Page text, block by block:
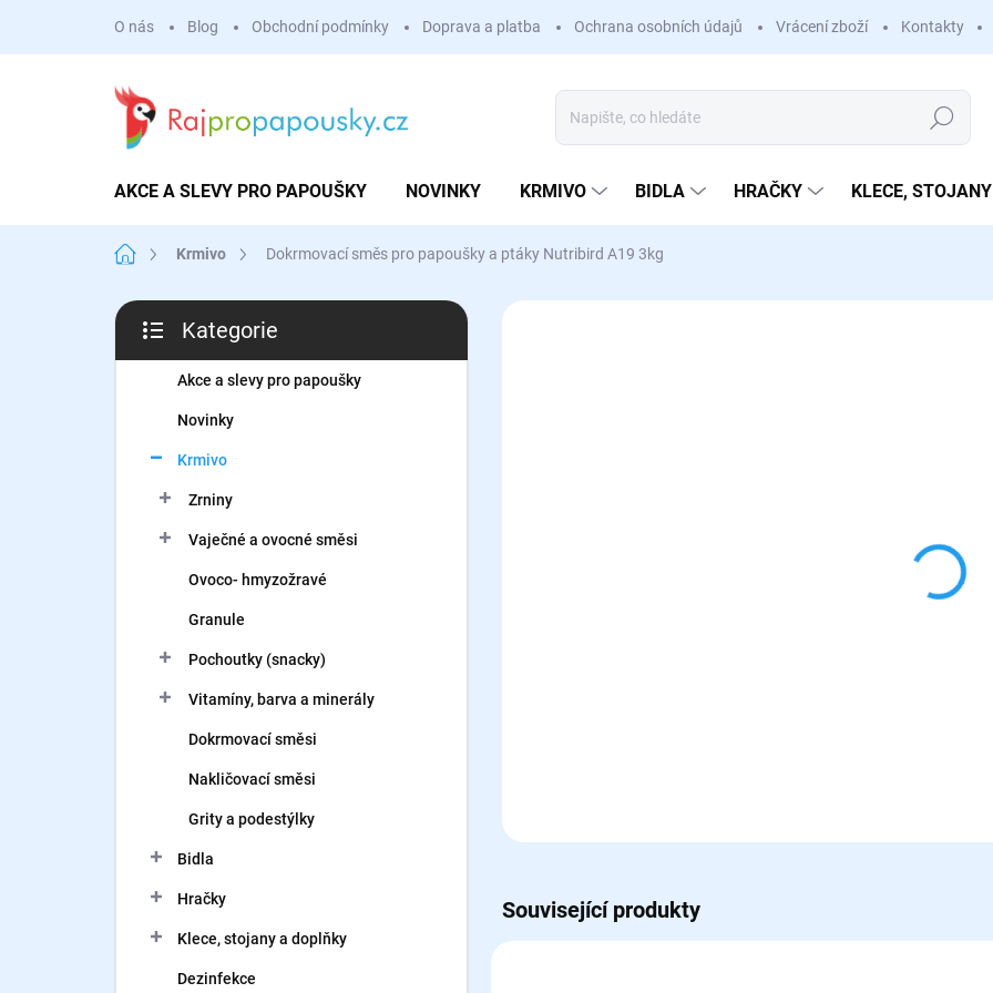
obsah
O nás Blog Obchodní podmínky Doprava a platba Ochrana osobních údajů Vrácení zboží Kontakty
Hledat
AKCE A SLEVY PRO PAPOUŠKY NOVINKY KRMIVO BIDLA HRAČKY KLECE,
Domů Krmivo Dokrmovací směs pro papoušky a ptáky Nutribird A19 3kg
P
s
kategorie
Kategorie
Akce a slevy pro papoušky
Novinky
Krmivo
Zrniny
Vaječné a ovocné směsi
Ovoco- hmyzožravé
Granule
Pochoutky (snacky)
Vitamíny, barva a minerály
Dokrmovací směsi
Nakličovací směsi
Grity a podestýlky
Bidla
Hračky
Klece, stojany a doplňky
Dezinfekce
Související produkty